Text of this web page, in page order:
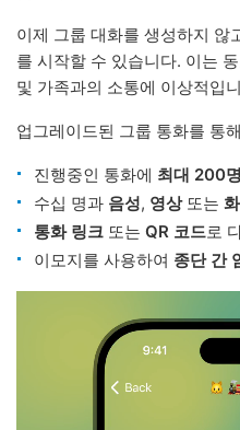
이제 그룹 대화를 생성하지 않
를 시작할 수 있습니다. 이는
및 가족과의 소통에 이상적입
업그레이드된 그룹 통화를 통
진행중인 통화에 최대 200
수십 명과 음성, 영상또는
통화 링크 또는 QR 코드로
이모지를 사용하여 종단 간